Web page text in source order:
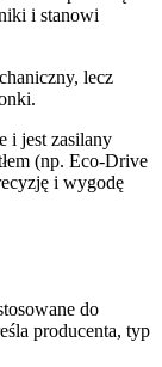
i stanowi
lecz
i jest zasilany
(np. Eco-Drive
i wygodę
do
producenta, typ